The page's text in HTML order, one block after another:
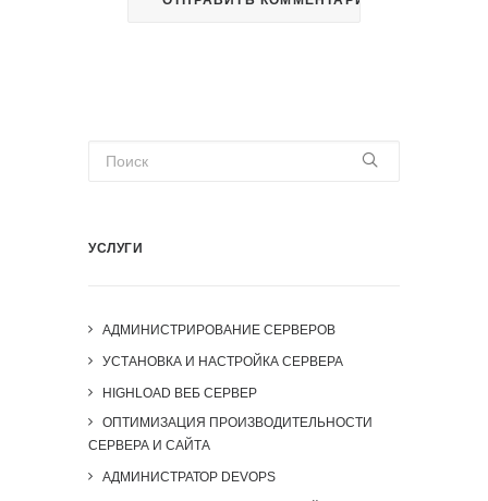
УСЛУГИ
АДМИНИСТРИРОВАНИЕ СЕРВЕРОВ
УСТАНОВКА И НАСТРОЙКА СЕРВЕРА
HIGHLOAD ВЕБ СЕРВЕР
ОПТИМИЗАЦИЯ ПРОИЗВОДИТЕЛЬНОСТИ
СЕРВЕРА И САЙТА
АДМИНИСТРАТОР DEVOPS